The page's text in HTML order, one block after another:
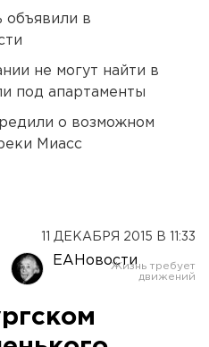
объявили в
не могут найти в
под апартаменты
о возможном
Миасс
11 ДЕКАБРЯ 2015 В 11:33
ЕАНовости